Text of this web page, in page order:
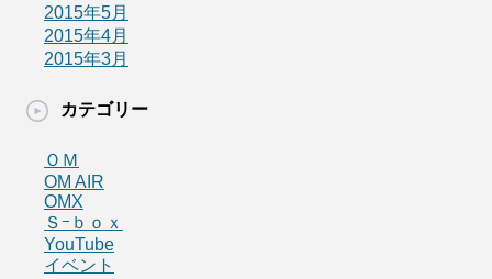
2015年5月
2015年4月
2015年3月
カテゴリー
ＯＭ
OM AIR
OMX
Ｓｰｂｏｘ
YouTube
イベント